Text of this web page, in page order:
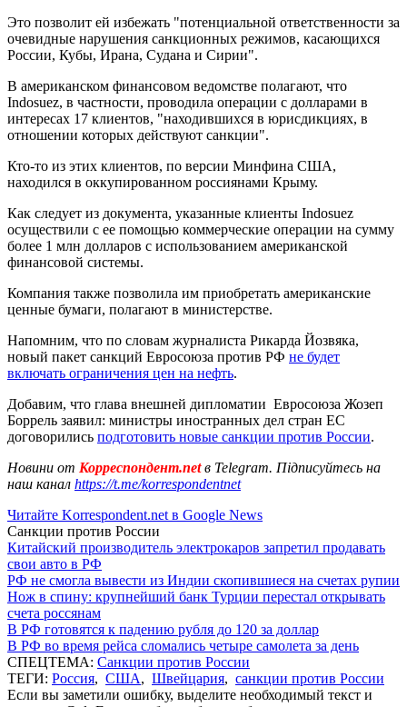
Это позволит ей избежать "потенциальной ответственности за
очевидные нарушения санкционных режимов, касающихся
России, Кубы, Ирана, Судана и Сирии".
В американском финансовом ведомстве полагают, что
Indosuez, в частности, проводила операции с долларами в
интересах 17 клиентов, "находившихся в юрисдикциях, в
отношении которых действуют санкции".
Кто-то из этих клиентов, по версии Минфина США,
находился в оккупированном россиянами Крыму.
Как следует из документа, указанные клиенты Indosuez
осуществили с ее помощью коммерческие операции на сумму
более 1 млн долларов с использованием американской
финансовой системы.
Компания также позволила им приобретать американские
ценные бумаги, полагают в министерстве.
Напомним, что по словам журналиста Рикарда Йозвяка,
новый пакет санкций Евросоюза против РФ не будет
включать ограничения цен на нефть.
Добавим, что глава внешней дипломатии Евросоюза Жозеп
Боррель заявил: министры иностранных дел стран ЕС
договорились подготовить новые санкции против России.
Новини от Корреспондент.netв Telegram. Підписуйтесь на
наш канал https://t.me/korrespondentnet
Читайте Korrespondent.net в Google News
Санкции против России
Китайский производитель электрокаров запретил продавать
свои авто в РФ
РФ не смогла вывести из Индии скопившиеся на счетах рупии
Нож в спину: крупнейший банк Турции перестал открывать
счета россянам
В РФ готовятся к падению рубля до 120 за доллар
В РФ во время рейса сломались четыре самолета за день
СПЕЦТЕМА: Санкции против России
ТЕГИ: Россия, США, Швейцария, санкции против России
Если вы заметили ошибку, выделите необходимый текст и